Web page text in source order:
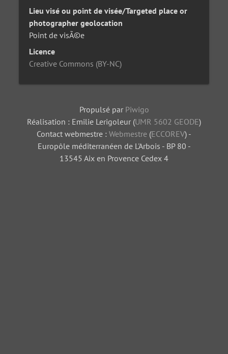
Lieu visé ou point de visée/Targeted place or
photographer geolocation
Point de visÃ©e
Licence
Creative Commons (BY-NC)
Propulsé par Piwigo
Réalisation : Emilie Lerigoleur (UMR 5602 GEODE)
Contact webmestre : Webmestre (ECCOREV) -
Europôle méditerranéen de L'Arbois - BP 80 -
13545 Aix en Provence Cedex 4